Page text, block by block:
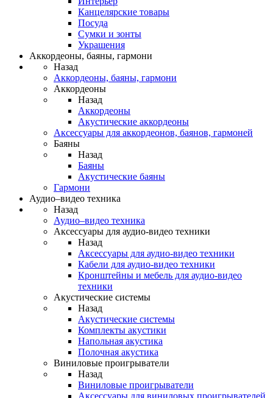
Канцелярские товары
Посуда
Сумки и зонты
Украшения
Аккордеоны, баяны, гармони
Назад
Аккордеоны, баяны, гармони
Аккордеоны
Назад
Аккордеоны
Акустические аккордеоны
Аксессуары для аккордеонов, баянов, гармоней
Баяны
Назад
Баяны
Акустические баяны
Гармони
Аудио–видео техника
Назад
Аудио–видео техника
Аксессуары для аудио-видео техники
Назад
Аксессуары для аудио-видео техники
Кабели для аудио-видео техники
Кронштейны и мебель для аудио-видео
техники
Акустические системы
Назад
Акустические системы
Комплекты акустики
Напольная акустика
Полочная акустика
Виниловые проигрыватели
Назад
Виниловые проигрыватели
Аксессуары для виниловых проигрывателей